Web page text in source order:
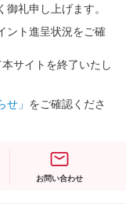
礼申し上げます。
ント進呈状況をご確
サイトを終了いたし
せ」 をご確認くださ
お問い合わせ